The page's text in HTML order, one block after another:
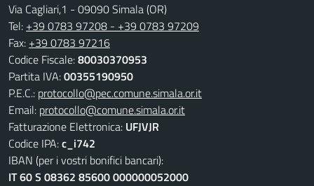
Via Cagliari,1 - 09090 Simala (OR)
Tel: +39 0783 97208 - +39 0783 97209
Fax: +39 0783 97216
Codice Fiscale:80030370953
Partita IVA:00355190950
P.E.C.: protocollo@pec.comune.simala.or.it
Email: protocollo@comune.simala.or.it
Fatturazione Elettronica: UFJVJR
Codice IPA:c_i742
IBAN (per i vostri bonifici bancari):
IT 60 S 08362 85600 000000052000